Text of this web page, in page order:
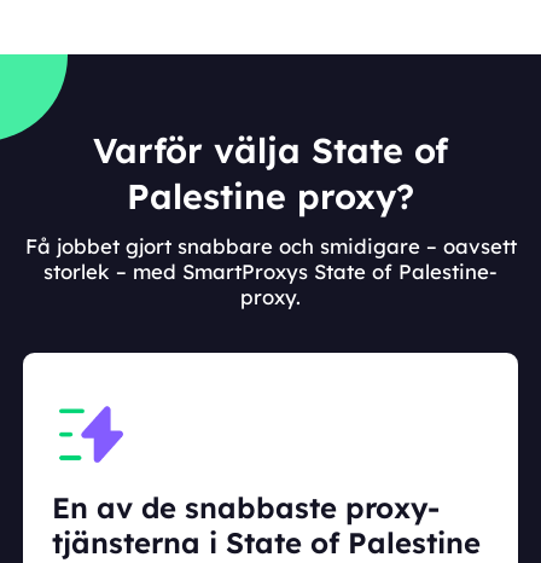
Varför välja State of
Palestine proxy?
Få jobbet gjort snabbare och smidigare – oavsett
storlek – med SmartProxys State of Palestine-
proxy.
En av de snabbaste proxy-
tjänsterna i State of Palestine